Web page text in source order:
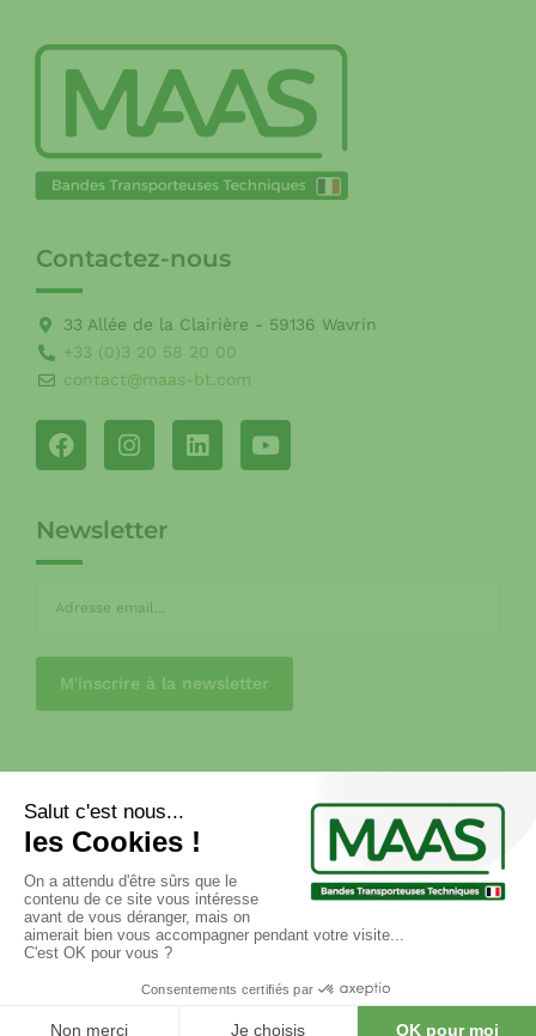
Contactez-nous
33 Allée de la Clairière - 59136 Wavrin
+33 (0)3 20 58 20 00
contact@maas-bt.com
Newsletter
CGV MENTIONS LÉGALES
POLITIQUE DE CONFIDENTIALITÉ RGPD FAQ
Copyright © 2017 atelier33.com. All Rights Reserved. –
Stratégie web et accompagnement e-marketing :